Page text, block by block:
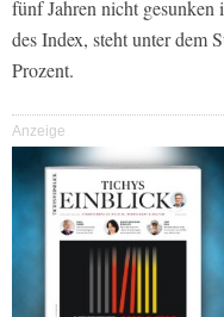
fünf Jahren nicht gesunken
des Index, steht unter dem
Prozent.
Anzeige